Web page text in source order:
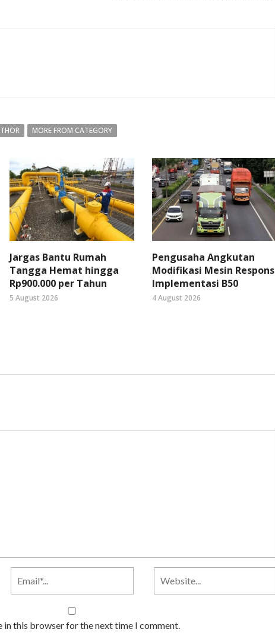
MORE FROM CATEGORY
Jargas Bantu Rumah
Tangga Hemat hingga
Rp900.000 per Tahun
5 August 2026
Pengusaha Angkutan
Modifikasi Mesin Respons
Implementasi B50
4 August 2026
in this browser for the next time I comment.